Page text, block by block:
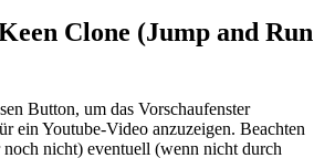
Clone (Jump and Run